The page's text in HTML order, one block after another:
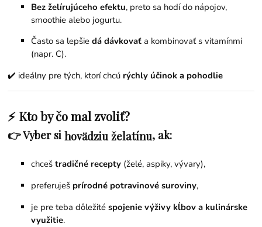
Bez želírujúceho efektu, preto sa hodí do nápojov,
smoothie alebo jogurtu.
Často sa lepšiedá dávkovať a kombinovať s vitamínmi
(napr. C).
✔️ ideálny pre tých, ktorí chcú rýchly účinok a pohodlie
⚡ Kto by čo mal zvoliť?
👉 Vyber sihovädziu želatínu, ak:
chceštradičné recepty (želé, aspiky, vývary),
preferuješ prírodné potravinové suroviny,
je pre teba dôležitéspojenie výživy kĺbov a kulinárske
využitie.